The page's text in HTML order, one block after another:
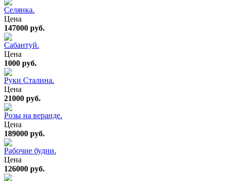
Селянка.
Цена
147000 руб.
Сабантуй.
Цена
1000 руб.
Руки Сталина.
Цена
21000 руб.
Розы на веранде.
Цена
189000 руб.
Рабочие будни.
Цена
126000 руб.